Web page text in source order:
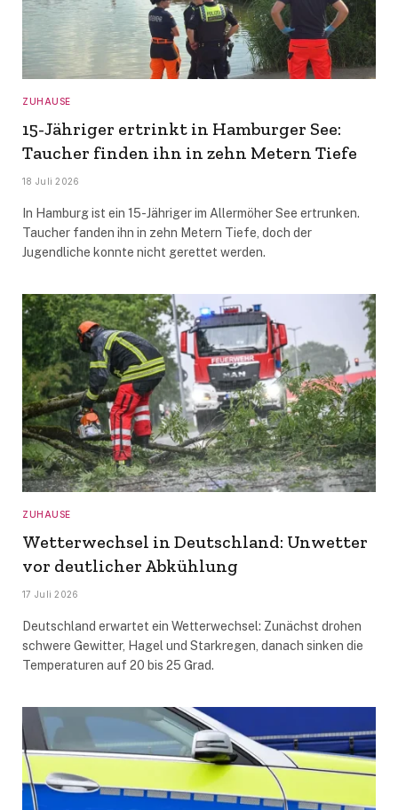
ZUHAUSE
15-Jähriger ertrinkt in Hamburger See:
Taucher finden ihn in zehn Metern Tiefe
18 Juli 2026
In Hamburg ist ein 15-Jähriger im Allermöher See ertrunken.
Taucher fanden ihn in zehn Metern Tiefe, doch der
Jugendliche konnte nicht gerettet werden.
ZUHAUSE
Wetterwechsel in Deutschland: Unwetter
vor deutlicher Abkühlung
17 Juli 2026
Deutschland erwartet ein Wetterwechsel: Zunächst drohen
schwere Gewitter, Hagel und Starkregen, danach sinken die
Temperaturen auf 20 bis 25 Grad.